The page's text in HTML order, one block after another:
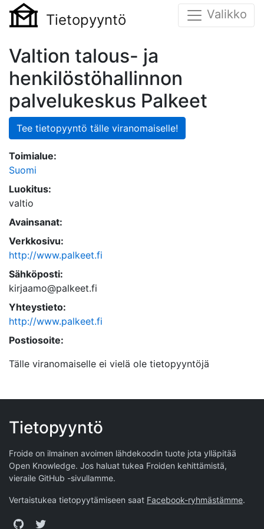
Tietopyyntö Valikko
Valtion talous- ja
henkilöstöhallinnon
palvelukeskus Palkeet
Tee tietopyyntö tälle viranomaiselle!
Toimialue:
Suomi
Luokitus:
valtio
Avainsanat:
Verkkosivu:
http://www.palkeet.fi
Sähköposti:
kirjaamo@palkeet.fi
Yhteystieto:
http://www.palkeet.fi
Postiosoite:
Tälle viranomaiselle ei vielä ole tietopyyntöjä
Tietopyyntö
Froide on ilmainen avoimen lähdekoodin tuote jota ylläpitää
Open Knowledge. Jos haluat tukea Froiden kehittämistä,
vieraile GitHub -sivullamme.
Vertaistukea tietopyytämiseen saat Facebook-ryhmästämme.
GitHubTwitter